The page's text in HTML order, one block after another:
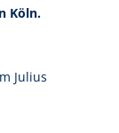
Köln.
Julius